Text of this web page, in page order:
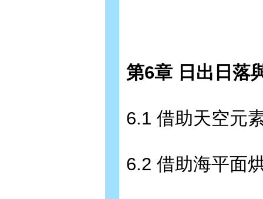
第6章 日出日落
6.1 借助天空元
6.2 借助海平面